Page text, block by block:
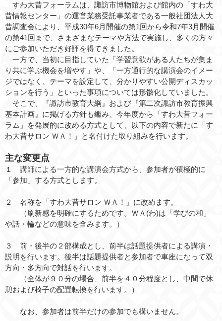
すわ大昔フォーラムは、諏訪市博物館および館内の「すわ大
昔情報センター」の運営業務受託事業者である一般社団法人大
昔調査会により、平成30年6月開催の第1回から令和7年3月開催
の第41回まで、さまざまなテーマや方法で実施し、多くの方々
にご参加いただき好評を得てきました。
一方で、当初に目指していた「学習意欲がある人たちが集ま
り共に学ぶ機会を増やす」や、「一方通行的な講演会のイメー
ジではなく、テーマを設定して、分かりやすい公開ディスカッ
ションを行う」といった事項については形骸化していました。
そこで、『諏訪市教育大綱』および『第二次諏訪市教育振興
基本計画』に掲げる方針も鑑み、今年度から「すわ大昔フォー
ラム」を発展的に改める方式として、以下の内容で新たに「す
わ大昔サロン ＷＡ！」と名付けた取り組みを行います。
主な変更点
１ 講師による一方的な講演会方式から、参加者が積極的に
「参加」する方式とします。
２ 名称を「すわ大昔サロン ＷＡ！」に改めます。
（刷新感を明確にするためです。ＷＡ(わ)は「学びの和」
や話・輪などの意味を含みます。）
３ 前・後半の２部構成とし、前半は話題提供者による講演・
説明を行います。後半は話題提供者と参加者で車座になって双
方向・多方向で対話を行います。
（全体が９０分の場合、前半を４０分程度とし、中間で休
憩および椅子の配置転換を行います。）
なお、参加者は前半だけの参加でも構いません。